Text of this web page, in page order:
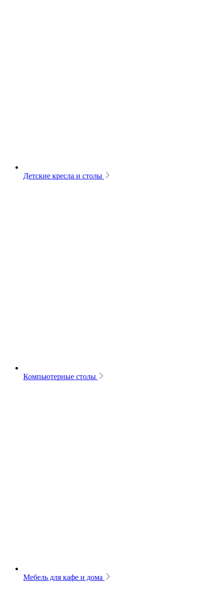
Детские кресла и столы
Компьютерные столы
Мебель для кафе и дома